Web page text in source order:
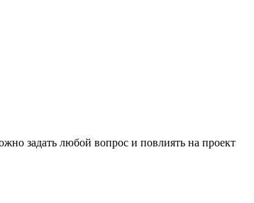
задать любой вопрос и повлиять на проект